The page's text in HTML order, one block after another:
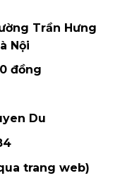
Trần Hưng
Nội
đồng
Du
trang web)